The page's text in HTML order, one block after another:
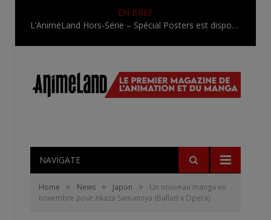
EN BREF
L’AnimeLand Hors-Série – Spécial Posters est disponible !
NAVIGATE
Home » News » Japon »
Un nouveau manga en
novembre pour Akaza Samamiya (Ballad x Opera)